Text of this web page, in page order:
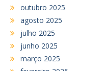
outubro 2025
agosto 2025
julho 2025
junho 2025
março 2025